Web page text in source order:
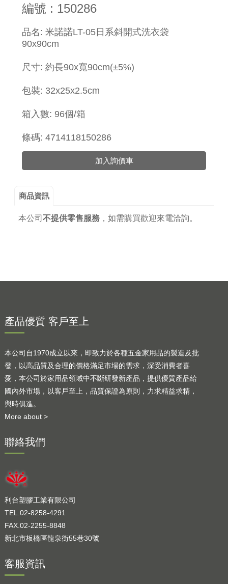
編號 : 150286
品名: 米諾諾LT-05日系斜開式洗衣袋
90x90cm
尺寸: 約長90x寬90cm(±5%)
包裝: 32x25x2.5cm
箱入數: 96個/箱
條碼: 4714118150286
加入詢價車
商品資訊
本公司 不提供零售服務， 如需購買歡迎來電洽詢。
產品優質 客戶至上
本公司自1970成立以來，即致力於各種五金家用品的製造及批
發，以高品質及合理的價格滿足市場的需求，深受消費者喜
愛，本公司於家用品領域中不斷研發新產品，提供優質產品給
國內外市場，以客戶至上，品質保證為原則，力求精益求精，
與時俱進。
More about >
聯絡我們
利台塑膠工業有限公司
TEL.02-8258-4291
FAX.02-2255-8848
新北市板橋區龍泉街55巷30號
客服資訊